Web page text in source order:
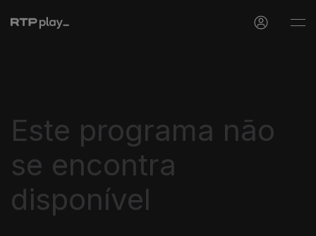
Este programa não
se encontra
disponível